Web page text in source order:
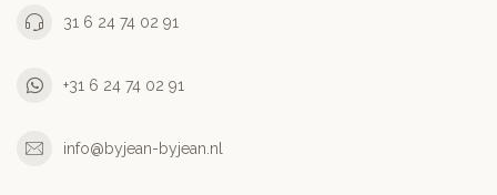
31 6 24 74 02 91
+31 6 24 74 02 91
info@byjean-byjean.nl